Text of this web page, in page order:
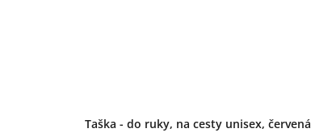
Taška - do ruky, na cesty unisex, červená